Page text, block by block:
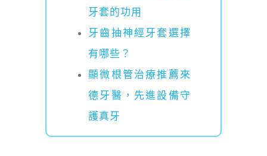
牙套的功用
牙齒抽神經牙套選擇
有哪些？
顯微根管治療推薦來
德牙醫，先進設備守
護真牙